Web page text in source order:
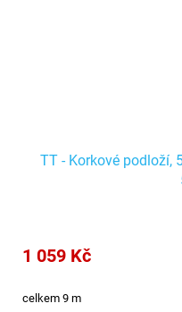
TT - Korkové podloží,
1 059 Kč
celkem 9 m